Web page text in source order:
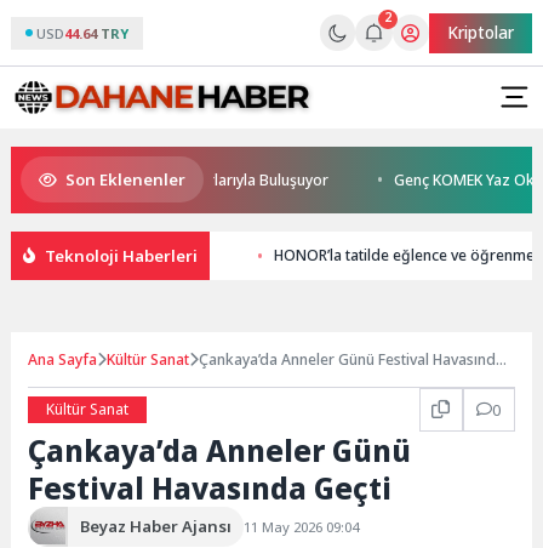
USD44.64 TRY
2
Kriptolar
Son Eklenenler
Sönmez TESAK’ta Okurlarıyla Buluşuyor Genç KOMEK Yaz Okulu
Teknoloji Haberleri HONOR’la tatilde eğlence ve öğrenme
Ana Sayfa Kültür Sanat Çankaya’da Anneler Günü Festival Havasında
Kültür Sanat
0
Çankaya’da Anneler Günü
Festival Havasında Geçti
Beyaz Haber Ajansı
11 May 2026 09:04